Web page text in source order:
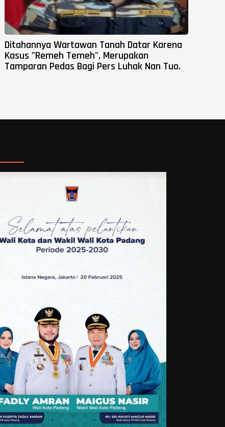
Ditahannya Wartawan Tanah Datar Karena
Kasus "Remeh Temeh", Merupakan
Tamparan Pedas Bagi Pers Luhak Nan Tuo.